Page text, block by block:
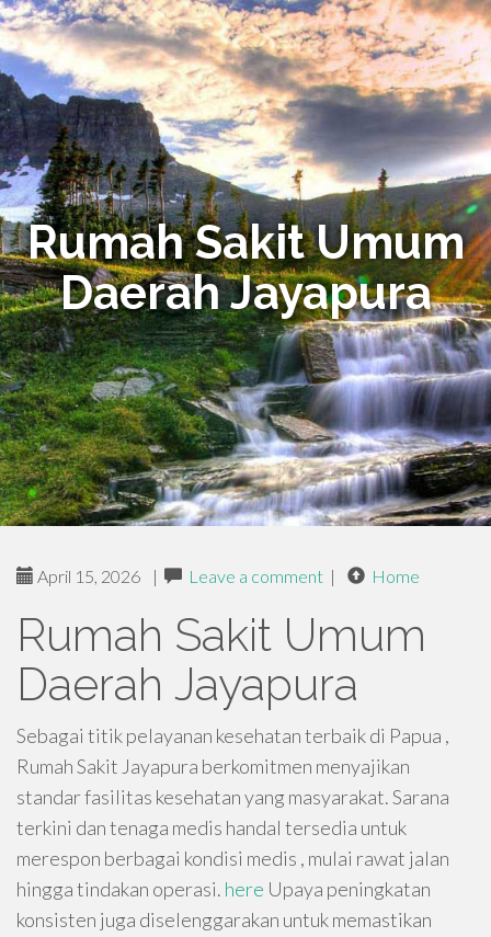
Rumah Sakit Umum
Daerah Jayapura
April 15, 2026 | Leave a comment | Home
Rumah Sakit Umum
Daerah Jayapura
Sebagai titik pelayanan kesehatan terbaik di Papua ,
Rumah Sakit Jayapura berkomitmen menyajikan
standar fasilitas kesehatan yang masyarakat. Sarana
terkini dan tenaga medis handal tersedia untuk
merespon berbagai kondisi medis , mulai rawat jalan
hingga tindakan operasi. here Upaya peningkatan
konsisten juga diselenggarakan untuk memastikan